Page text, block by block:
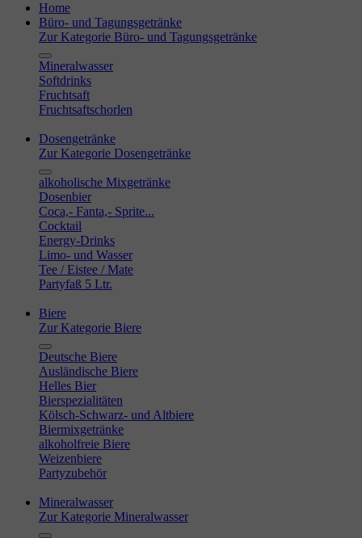
Home
Büro- und Tagungsgetränke
Zur Kategorie Büro- und Tagungsgetränke
Mineralwasser
Softdrinks
Fruchtsaft
Fruchtsaftschorlen
Dosengetränke
Zur Kategorie Dosengetränke
alkoholische Mixgetränke
Dosenbier
Coca,- Fanta,- Sprite...
Cocktail
Energy-Drinks
Limo- und Wasser
Tee / Eistee / Mate
Partyfaß 5 Ltr.
Biere
Zur Kategorie Biere
Deutsche Biere
Ausländische Biere
Helles Bier
Bierspezialitäten
Kölsch-Schwarz- und Altbiere
Biermixgetränke
alkoholfreie Biere
Weizenbiere
Partyzubehör
Mineralwasser
Zur Kategorie Mineralwasser